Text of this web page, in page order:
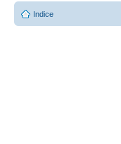
Indice